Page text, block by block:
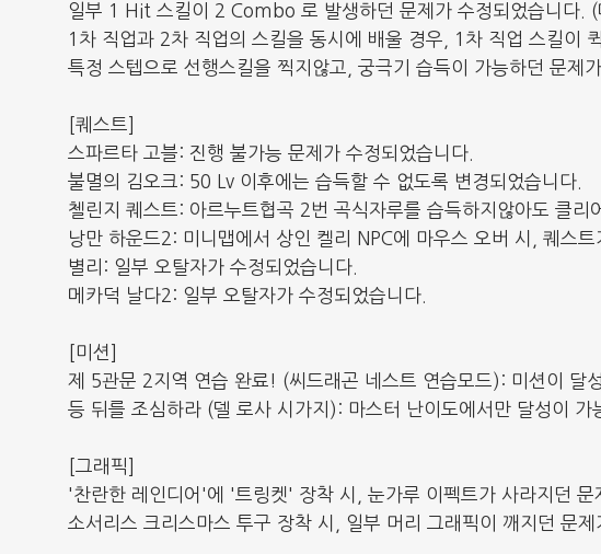
일부 1 Hit 스킬이 2 Combo 로 발생하던 문제가 수정되었습니다.
1차 직업과 2차 직업의 스킬을 동시에 배울 경우, 1차 직업 스킬이
특정 스텝으로 선행스킬을 찍지않고, 궁극기 습득이 가능하던 문제
[퀘스트]
스파르타 고블: 진행 불가능 문제가 수정되었습니다.
불멸의 김오크: 50 Lv 이후에는 습득할 수 없도록 변경되었습니다.
첼린지 퀘스트: 아르누트협곡 2번 곡식자루를 습득하지않아도 클리
낭만 하운드2: 미니맵에서 상인 켈리 NPC에 마우스 오버 시, 퀘스
별리: 일부 오탈자가 수정되었습니다.
메카덕 날다2: 일부 오탈자가 수정되었습니다.
[미션]
제 5관문 2지역 연습 완료! (씨드래곤 네스트 연습모드): 미션이 달
등 뒤를 조심하라 (델 로사 시가지): 마스터 난이도에서만 달성이 가
[그래픽]
'찬란한 레인디어'에 '트링켓' 장착 시, 눈가루 이펙트가 사라지던 문
소서리스 크리스마스 투구 장착 시, 일부 머리 그래픽이 깨지던 문제